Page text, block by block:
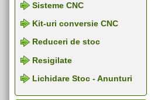
Sisteme CNC
Kit-uri conversie CNC
Reduceri de stoc
Resigilate
Lichidare Stoc - Anunturi